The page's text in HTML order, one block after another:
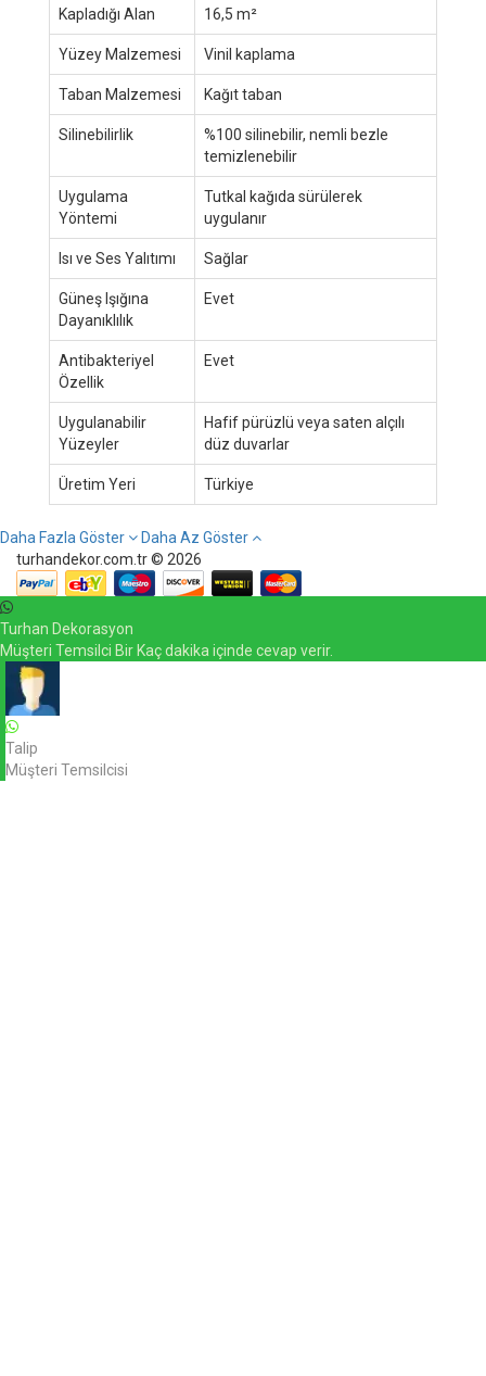
Kapladığı Alan 16,5 m²
Yüzey Malzemesi Vinil kaplama
Taban Malzemesi Kağıt taban
Silinebilirlik
%100 silinebilir, nemli bezle
temizlenebilir
Uygulama
Yöntemi
Tutkal kağıda sürülerek
uygulanır
Isı ve Ses Yalıtımı Sağlar
Güneş Işığına
Dayanıklılık
Evet
Antibakteriyel
Özellik
Evet
Uygulanabilir
Yüzeyler
Hafif pürüzlü veya saten alçılı
düz duvarlar
Üretim Yeri Türkiye
Daha Fazla Göster
Daha Az Göster
turhandekor.com.tr © 2026
Turhan Dekorasyon
Müşteri Temsilci Bir Kaç dakika içinde cevap verir.
Talip
Müşteri Temsilcisi